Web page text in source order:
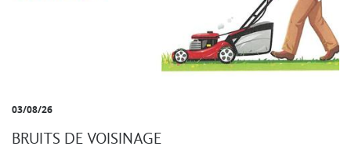
03/08/26
BRUITS DE VOISINAGE